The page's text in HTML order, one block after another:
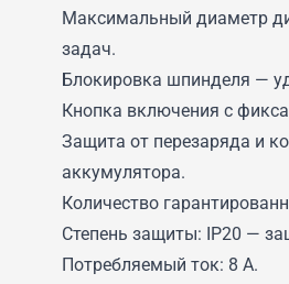
Максимальный диаметр
задач.
Блокировка шпинделя —
Кнопка включения с
Защита от перезаряда и
аккумулятора.
Количество
Степень защиты: IP20 —
Потребляемый ток: 8 А.